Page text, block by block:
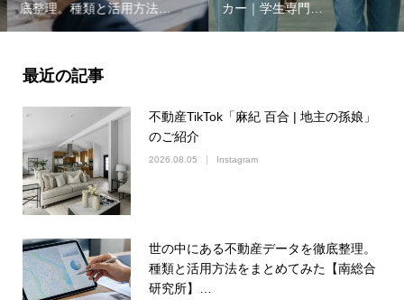
底整理。種類と活用方法…
カー｜学生専門…
最近の記事
不動産TikTok「麻紀 百合 | 地主の孫娘」
のご紹介
2026.08.05 Instagram
世の中にある不動産データを徹底整理。
種類と活用方法をまとめてみた【南総合
研究所】…